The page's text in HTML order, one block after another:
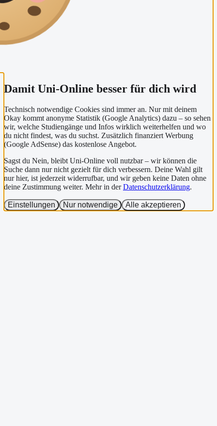
Damit Uni-Online besser für dich wird
Technisch notwendige Cookies sind immer an. Nur mit deinem
Okay kommt anonyme Statistik (Google Analytics) dazu – so sehen
wir, welche Studiengänge und Infos wirklich weiterhelfen und wo
du nicht findest, was du suchst. Zusätzlich finanziert Werbung
(Google AdSense) das kostenlose Angebot.
Sagst du Nein, bleibt Uni-Online voll nutzbar – wir können die
Suche dann nur nicht gezielt für dich verbessern. Deine Wahl gilt
nur hier, ist jederzeit widerrufbar, und wir geben keine Daten ohne
deine Zustimmung weiter. Mehr in der Datenschutzerklärung.
Einstellungen Nur notwendige Alle akzeptieren